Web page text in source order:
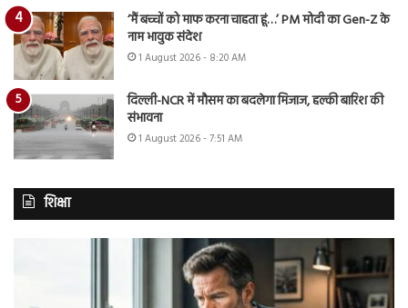
‘मैं बच्चों को माफ करना चाहता हूं…’ PM मोदी का Gen-Z के
नाम भावुक संदेश
1 August 2026 - 8:20 AM
दिल्ली-NCR में मौसम का बदलेगा मिजाज, हल्की बारिश की
संभावना
1 August 2026 - 7:51 AM
शिक्षा